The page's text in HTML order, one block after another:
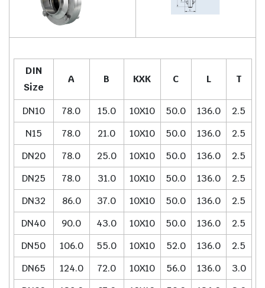
DIN
Size
A B KXK C L T
DN10 78.0 15.0 10X10 50.0 136.0
2.5
N15
78.0 21.0 10X10 50.0 136.0
2.5
DN20
78.0 25.0 10X10 50.0 136.0
2.5
DN25
78.0 31.0 10X10 50.0 136.0
2.5
DN32
86.0 37.0 10X10 50.0 136.0
2.5
DN40
90.0 43.0 10X10 50.0 136.0
2.5
DN50
106.0 55.0 10X10 52.0 136.0
2.5
DN65
124.0 72.0 10X10 56.0 136.0
3.0